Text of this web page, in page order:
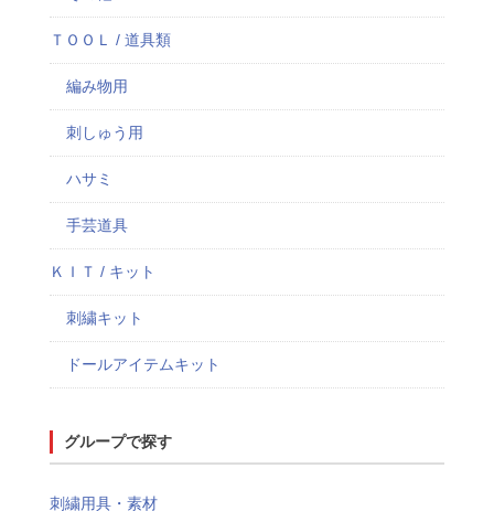
ＴＯＯＬ / 道具類
編み物用
刺しゅう用
ハサミ
手芸道具
ＫＩＴ / キット
刺繍キット
ドールアイテムキット
グループで探す
刺繍用具・素材